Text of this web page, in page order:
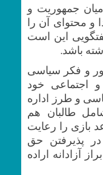
جمهوریت و
و محتوای آن را
این است
باشد.
و فکر سیاسی
اجتماعی خود
و طرز اداره
طالبان هم
بازی را رعایت
در پذیرفتن حق
آزادانه اراده